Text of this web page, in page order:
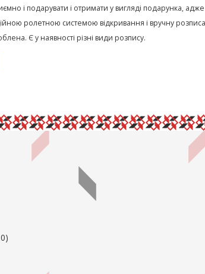
і подарувати і отримати у вигляді подарунка,
ролетною системою відкривання і вручну
Є у наявності різні види розпису.
)